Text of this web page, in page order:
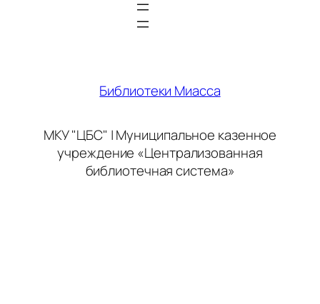
Библиотеки Миасса
МКУ "ЦБС" | Муниципальное казенное
учреждение «Централизованная
библиотечная система»